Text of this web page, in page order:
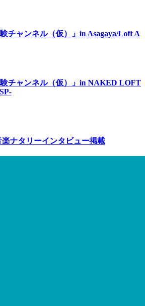
チャンネル（仮）」in Asagaya/Loft A
チャンネル（仮）」in NAKED LOFT
ナタリーインタビュー掲載